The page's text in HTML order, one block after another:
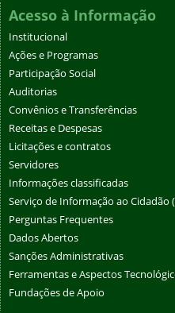
Acesso à Informação
Institucional
Ações e Programas
Participação Social
Auditorias
Convênios e Transferências
Receitas e Despesas
Licitações e contratos
Servidores
Informações classificadas
Serviço de Informação ao Cidadão
Perguntas Frequentes
Dados Abertos
Sanções Administrativas
Ferramentas e Aspectos
Fundações de Apoio